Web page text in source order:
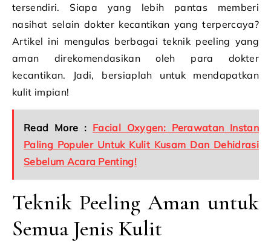
tersendiri. Siapa yang lebih pantas memberi
nasihat selain dokter kecantikan yang terpercaya?
Artikel ini mengulas berbagai teknik peeling yang
aman direkomendasikan oleh para dokter
kecantikan. Jadi, bersiaplah untuk mendapatkan
kulit impian!
Read More : Facial Oxygen: Perawatan Instan
Paling Populer Untuk Kulit Kusam Dan Dehidrasi
Sebelum Acara Penting!
Teknik Peeling Aman untuk
Semua Jenis Kulit